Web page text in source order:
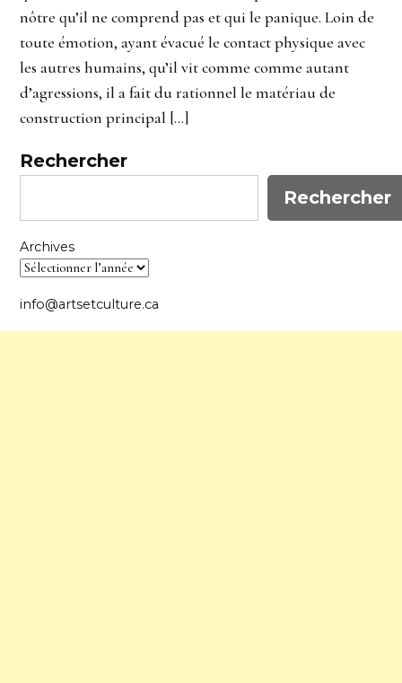
nôtre qu’il ne comprend pas et qui le panique. Loin de
toute émotion, ayant évacué le contact physique avec
les autres humains, qu’il vit comme comme autant
d’agressions, il a fait du rationnel le matériau de
construction principal […]
Rechercher
Rechercher
Archives
info@artsetculture.ca